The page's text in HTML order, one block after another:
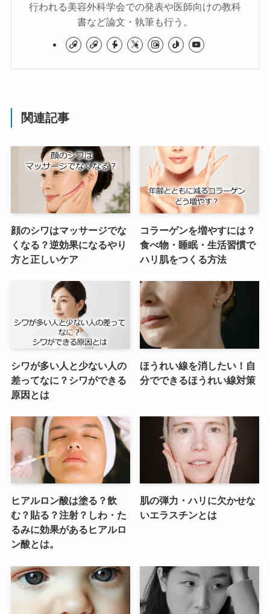
行われる美容外科学会での発表や医師向けの教科
書など論文・執筆も行う。
関連記事
顔のシワはマッサージでな
くなる？逆効果になるやり
方と正しいケア
コラーゲンを増やすには？
食べ物・睡眠・生活習慣で
ハリ肌をつくる方法
シワが多い人と少ない人の
差ってなに？シワができる
原因とは
ほうれい線を消したい！自
分でできるほうれい線対策
ヒアルロン酸は塗る？飲
む？貼る？注射？しわ・た
るみに効果があるヒアルロ
ン酸とは。
肌の弾力・ハリに欠かせな
いエラスチンとは